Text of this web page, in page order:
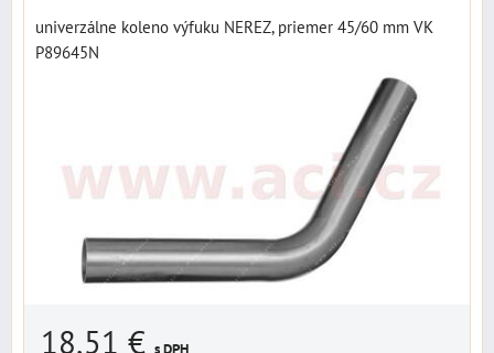
univerzálne koleno výfuku NEREZ, priemer 45/60 mm VK
P89645N
18,51 €